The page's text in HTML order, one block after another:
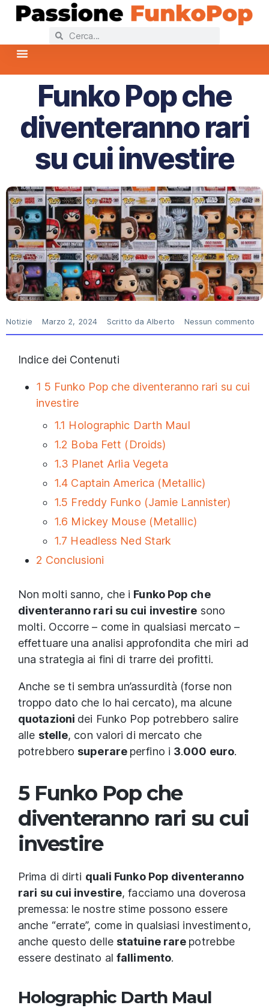
Funko Pop che
diventeranno rari
su cui investire
Notizie Marzo 2, 2024 Scritto da Alberto Nessun commento
Indice dei Contenuti
1 5 Funko Pop che diventeranno rari su cui
investire
1.1 Holographic Darth Maul
1.2 Boba Fett (Droids)
1.3 Planet Arlia Vegeta
1.4 Captain America (Metallic)
1.5 Freddy Funko (Jamie Lannister)
1.6 Mickey Mouse (Metallic)
1.7 Headless Ned Stark
2 Conclusioni
Non molti sanno, che i Funko Pop che
diventeranno rari su cui investire sono
molti. Occorre – come in qualsiasi mercato –
effettuare una analisi approfondita che miri ad
una strategia ai fini di trarre dei profitti.
Anche se ti sembra un’assurdità (forse non
troppo dato che lo hai cercato), ma alcune
quotazioni dei Funko Pop potrebbero salire
alle stelle, con valori di mercato che
potrebbero superare perfino i 3.000 euro.
5 Funko Pop che
diventeranno rari su cui
investire
Prima di dirti quali Funko Pop diventeranno
rari su cui investire, facciamo una doverosa
premessa: le nostre stime possono essere
anche “errate”, come in qualsiasi investimento,
anche questo delle statuine rare potrebbe
essere destinato alfallimento.
Holographic Darth Maul